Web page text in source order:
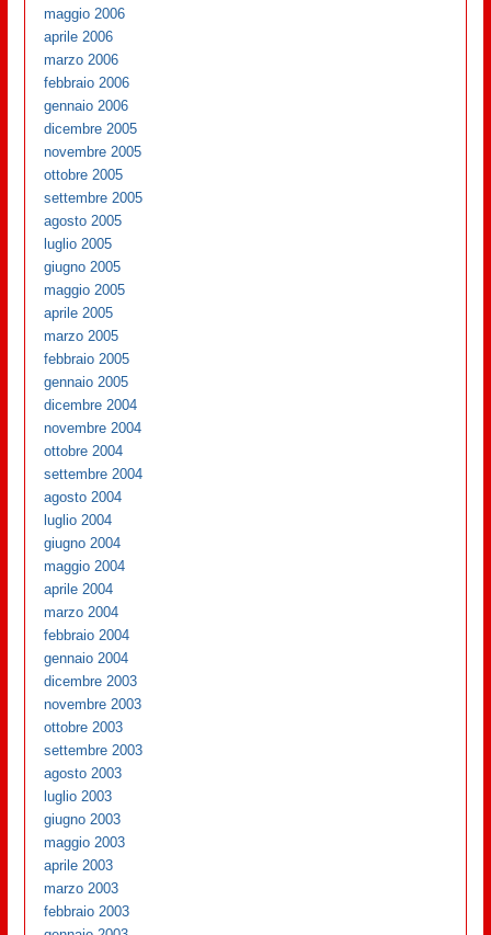
maggio 2006
aprile 2006
marzo 2006
febbraio 2006
gennaio 2006
dicembre 2005
novembre 2005
ottobre 2005
settembre 2005
agosto 2005
luglio 2005
giugno 2005
maggio 2005
aprile 2005
marzo 2005
febbraio 2005
gennaio 2005
dicembre 2004
novembre 2004
ottobre 2004
settembre 2004
agosto 2004
luglio 2004
giugno 2004
maggio 2004
aprile 2004
marzo 2004
febbraio 2004
gennaio 2004
dicembre 2003
novembre 2003
ottobre 2003
settembre 2003
agosto 2003
luglio 2003
giugno 2003
maggio 2003
aprile 2003
marzo 2003
febbraio 2003